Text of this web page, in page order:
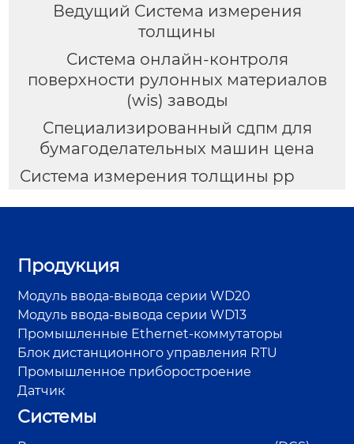
Ведущий Система измерения
толщины
Система онлайн-контроля
поверхности рулонных материалов
(wis) заводы
Специализированный сдпм для
бумагоделательных машин цена
Система измерения толщины pp
Продукция
Модуль ввода-вывода серии WD20
Модуль ввода-вывода серии WD13
Промышленные Ethernet-коммутаторы
Блок дистанционного управления RTU
Промышленное приборостроение
Датчик
Системы